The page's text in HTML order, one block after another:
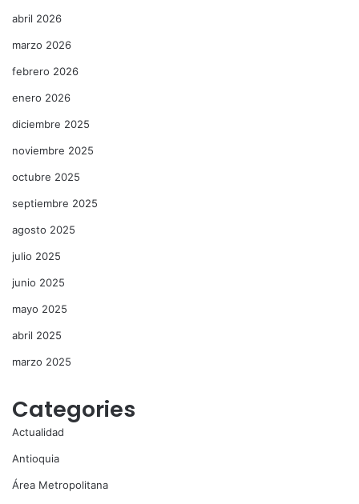
abril 2026
marzo 2026
febrero 2026
enero 2026
diciembre 2025
noviembre 2025
octubre 2025
septiembre 2025
agosto 2025
julio 2025
junio 2025
mayo 2025
abril 2025
marzo 2025
Categories
Actualidad
Antioquia
Área Metropolitana